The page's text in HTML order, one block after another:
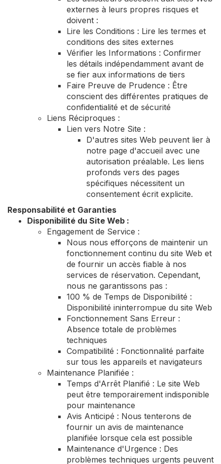
externes à leurs propres risques et
doivent :
Lire les Conditions : Lire les termes et
conditions des sites externes
Vérifier les Informations : Confirmer
les détails indépendamment avant de
se fier aux informations de tiers
Faire Preuve de Prudence : Être
conscient des différentes pratiques de
confidentialité et de sécurité
Liens Réciproques :
Lien vers Notre Site :
D'autres sites Web peuvent lier à
notre page d'accueil avec une
autorisation préalable. Les liens
profonds vers des pages
spécifiques nécessitent un
consentement écrit explicite.
Responsabilité et Garanties
Disponibilité du Site Web :
Engagement de Service :
Nous nous efforçons de maintenir un
fonctionnement continu du site Web et
de fournir un accès fiable à nos
services de réservation. Cependant,
nous ne garantissons pas :
100 % de Temps de Disponibilité :
Disponibilité ininterrompue du site Web
Fonctionnement Sans Erreur :
Absence totale de problèmes
techniques
Compatibilité : Fonctionnalité parfaite
sur tous les appareils et navigateurs
Maintenance Planifiée :
Temps d'Arrêt Planifié : Le site Web
peut être temporairement indisponible
pour maintenance
Avis Anticipé : Nous tenterons de
fournir un avis de maintenance
planifiée lorsque cela est possible
Maintenance d'Urgence : Des
problèmes techniques urgents peuvent